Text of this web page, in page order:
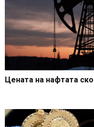
Цената на нафтата